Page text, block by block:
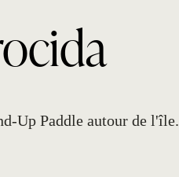
Up Paddle autour de l'île.